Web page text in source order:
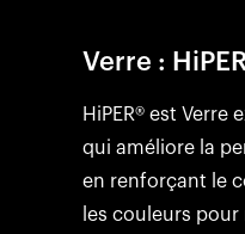
Verre : HiPER
HiPER® est Verre
qui améliore la
en renforçant le
les couleurs